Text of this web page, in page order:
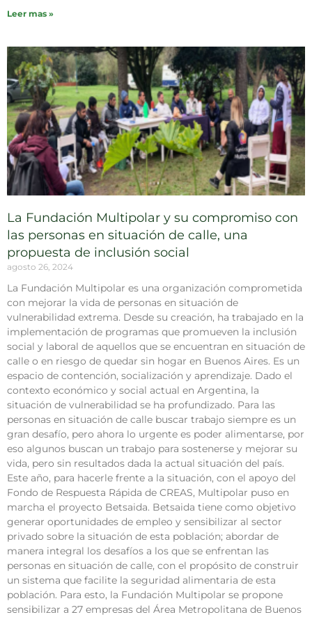
Leer mas »
La Fundación Multipolar y su compromiso con
las personas en situación de calle, una
propuesta de inclusión social
agosto 26, 2024
La Fundación Multipolar es una organización comprometida
con mejorar la vida de personas en situación de
vulnerabilidad extrema. Desde su creación, ha trabajado en la
implementación de programas que promueven la inclusión
social y laboral de aquellos que se encuentran en situación de
calle o en riesgo de quedar sin hogar en Buenos Aires. Es un
espacio de contención, socialización y aprendizaje. Dado el
contexto económico y social actual en Argentina, la
situación de vulnerabilidad se ha profundizado. Para las
personas en situación de calle buscar trabajo siempre es un
gran desafío, pero ahora lo urgente es poder alimentarse, por
eso algunos buscan un trabajo para sostenerse y mejorar su
vida, pero sin resultados dada la actual situación del país.
Este año, para hacerle frente a la situación, con el apoyo del
Fondo de Respuesta Rápida de CREAS, Multipolar puso en
marcha el proyecto Betsaida. Betsaida tiene como objetivo
generar oportunidades de empleo y sensibilizar al sector
privado sobre la situación de esta población; abordar de
manera integral los desafíos a los que se enfrentan las
personas en situación de calle, con el propósito de construir
un sistema que facilite la seguridad alimentaria de esta
población. Para esto, la Fundación Multipolar se propone
sensibilizar a 27 empresas del Área Metropolitana de Buenos